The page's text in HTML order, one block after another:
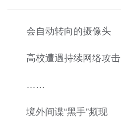
会自动转向的摄像头
高校遭遇持续网络攻击
……
境外间谍“黑手”频现